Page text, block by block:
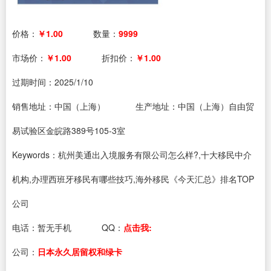
价格： ￥1.00 数量： 9999
市场价： ￥1.00 折扣价： ￥1.00
过期时间： 2025/1/10
销售地址：中国（上海）
生产地址：中国（上海）自由贸
易试验区金皖路389号105-3室
Keywords：杭州美通出入境服务有限公司怎么样?,十大移民中介
机构,办理西班牙移民有哪些技巧,海外移民《今天汇总》排名TOP
公司
电话： 暂无手机 QQ： 点击我:
公司： 日本永久居留权和绿卡